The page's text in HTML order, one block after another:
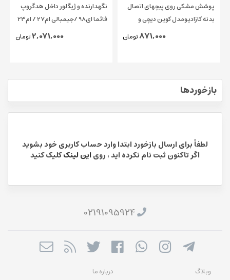
پوشش مشکی روی پیچهای اتصال
بدنه کازادیومدل کوین دیچی و
چیمبالی و فائما قطر ۱۵ میلیمتر
871,000تومان
نگهدارنده و ژیگلور داخل هدگروپ
فائما ای98 /جیمبالی ام27 / ام23
2,071,000تومان
بازخوردها
لطفاً برای ارسال بازخورد ابتدا وارد حساب کاربری خود بشوید
اگر تاکنون ثبت نام نکرده اید ، روی این لینککلیک کنید
02191095924
وبلاگ درباره ما